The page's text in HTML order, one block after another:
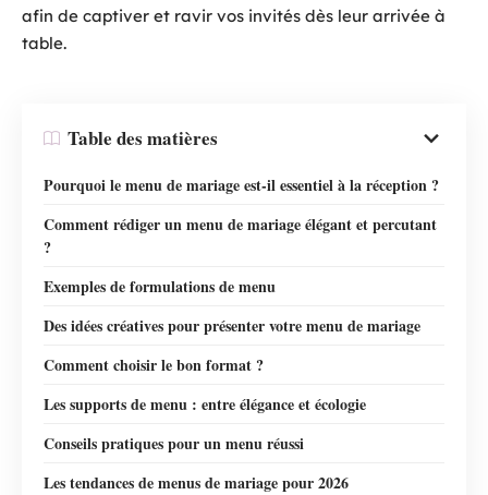
afin de captiver et ravir vos invités dès leur arrivée à
table.
Table des matières
Pourquoi le menu de mariage est-il essentiel à la réception ?
Comment rédiger un menu de mariage élégant et percutant
?
Exemples de formulations de menu
Des idées créatives pour présenter votre menu de mariage
Comment choisir le bon format ?
Les supports de menu : entre élégance et écologie
Conseils pratiques pour un menu réussi
Les tendances de menus de mariage pour 2026